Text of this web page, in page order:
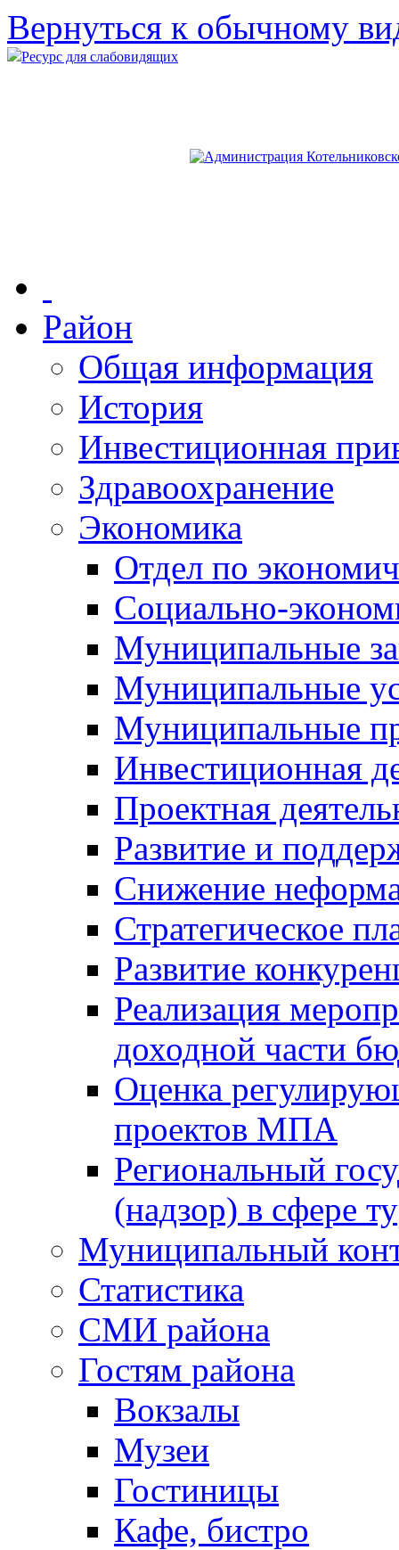
Вернуться к обычному
Ресурс для слабовидящих
Район
Общая информация
История
Инвестиционная
Здравоохранение
Экономика
Отдел по
Социально-
Муниципальные
Муниципальные
Муниципальные
Инвестиционная
Проектная
Развитие и
Снижение
Стратегическое
Развитие
Реализация
доходной части
Оценка
проектов МПА
Региональный
(надзор) в сфере
Муниципальный
Статистика
СМИ района
Гостям района
Вокзалы
Музеи
Гостиницы
Кафе, бистро